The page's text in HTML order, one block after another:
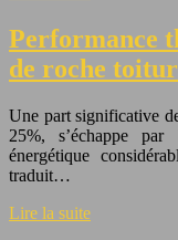
Performance
de roche
Une part significative
25%, s’échappe
énergétique
traduit…
Lire la suite